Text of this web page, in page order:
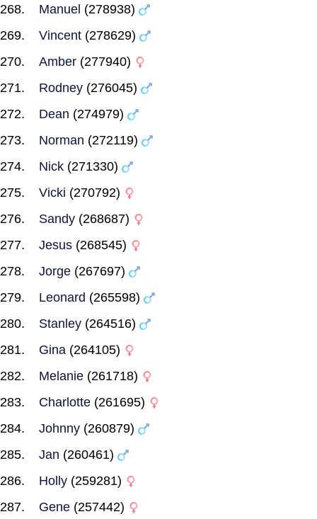
Manuel (278938)
Vincent (278629)
Amber (277940)
Rodney (276045)
Dean (274979)
Norman (272119)
Nick (271330)
Vicki (270792)
Sandy (268687)
Jesus (268545)
Jorge (267697)
Leonard (265598)
Stanley (264516)
Gina (264105)
Melanie (261718)
Charlotte (261695)
Johnny (260879)
Jan (260461)
Holly (259281)
Gene (257442)